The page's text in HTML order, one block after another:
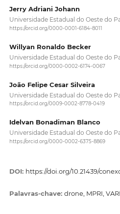
Jerry Adriani Johann
Universidade Estadual do Oeste do
https://orcid.org/0000-0001-6184-8011
Willyan Ronaldo Becker
Universidade Estadual do Oeste do
https://orcid.org/0000-0002-6174-0067
João Felipe Cesar Silveira
Universidade Estadual do Oeste do
https://orcid.org/0009-0002-8778-0419
Idelvan Bonadiman Blanco
Universidade Estadual do Oeste do
https://orcid.org/0000-0002-6375-8869
DOI: https://doi.org/10.21439/
Palavras-chave: drone, MPRI,